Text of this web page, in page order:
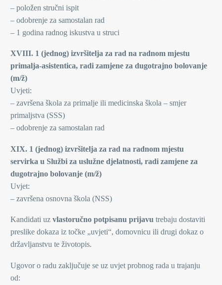
– položen stručni ispit
– odobrenje za samostalan rad
– 1 godina radnog iskustva u struci
XVIII. 1 (jednog) izvršitelja za rad na radnom mjestu
primalja-asistentica, radi zamjene za dugotrajno bolovanje
(m/ž)
Uvjeti:
– završena škola za primalje ili medicinska škola – smjer
primaljstva (SSS)
– odobrenje za samostalan rad
XIX. 1 (jednog) izvršitelja za rad na radnom mjestu
servirka u Službi za uslužne djelatnosti, radi zamjene za
dugotrajno bolovanje (m/ž)
Uvjet:
– završena osnovna škola (NSS)
Kandidati uz vlastoručno potpisanu prijavu trebaju dostaviti
preslike dokaza iz točke „uvjeti“, domovnicu ili drugi dokaz o
državljanstvu te životopis.
Ugovor o radu zaključuje se uz uvjet probnog rada u trajanju
od: